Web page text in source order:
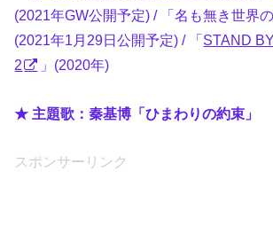
(2021年GW公開予定) / 「名も無き世界
(2021年1月29日公開予定) / 「STAND
2
」(2020年)
★ 主題歌：秦基博「ひまわりの約束」
スポンサーリンク